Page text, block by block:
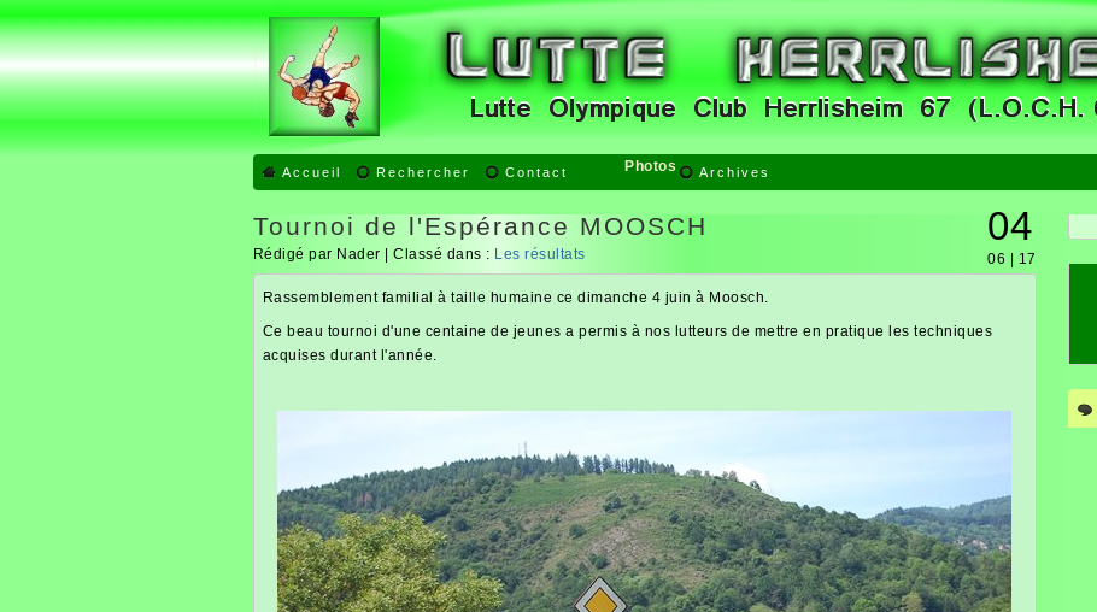
Accueil Rechercher Contact Photos Archives
Tournoi de l'Espérance MOOSCH
Rédigé par Nader | Classé dans : Les résultats
04
06 | 17
Rassemblement familial à taille humaine ce dimanche 4 juin à Moosch.
Ce beau tournoi d'une centaine de jeunes a permis à nos lutteurs de mettre en pratique les techniques
acquises durant l'année.